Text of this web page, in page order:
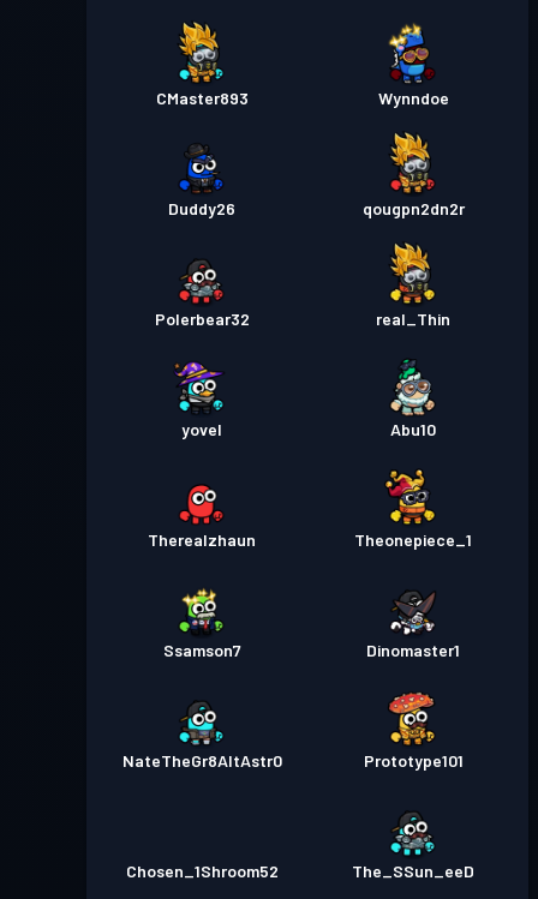
CMaster893 Wynndoe
Duddy26 qougpn2dn2r
Polerbear32 real_Thin
yovel Abu10
Therealzhaun Theonepiece_1
Ssamson7 Dinomaster1
NateTheGr8AltAstr0 Prototype101
Chosen_1Shroom52 The_SSun_eeD